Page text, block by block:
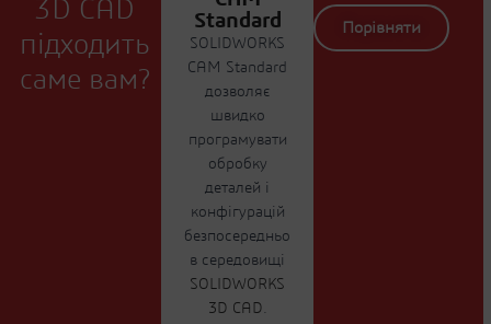
3D CAD
підходить
саме вам?
Standard
SOLIDWORKS
CAM Standard
дозволяє
швидко
програмувати
обробку
деталей і
конфігурацій
безпосередньо
в середовищі
SOLIDWORKS
3D CAD.
Порівняти